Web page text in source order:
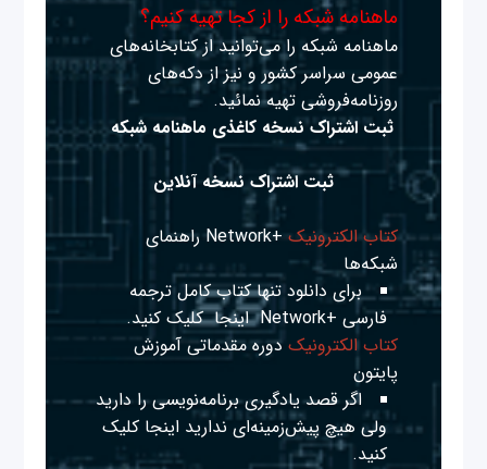
ماهنامه شبکه را از کجا تهیه کنیم؟
ماهنامه شبکه را می‌توانید از کتابخانه‌های
عمومی سراسر کشور و نیز از دکه‌های
روزنامه‌فروشی تهیه نمائید.
ثبت اشتراک نسخه کاغذی ماهنامه شبکه
ثبت اشتراک نسخه آنلاین
کتاب الکترونیک
+Network راهنمای
شبکه‌ها
برای دانلود تنها کتاب کامل ترجمه
فارسی +Network
اینجا کلیک کنید.
کتاب الکترونیک دوره مقدماتی آموزش
پایتون
اگر قصد یادگیری برنامه‌نویسی را دارید
ولی هیچ پیش‌زمینه‌ای نداریداینجا کلیک
کنید.